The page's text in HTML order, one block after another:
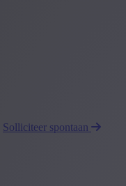
Solliciteer spontaan